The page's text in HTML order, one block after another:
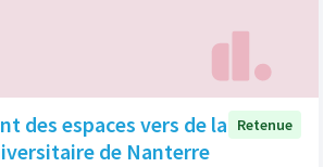
des espaces vers de la
de Nanterre
Retenue